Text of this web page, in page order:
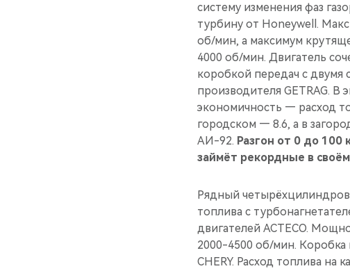
систему изменения фаз
турбину от Honeywell.
об/мин, а максимум
4000 об/мин. Двигатель
коробкой передач с двумя
производителя GETRAG. В
экономичность — расход
городском — 8.6, а в
АИ-92. Разгон от 0 до 100
займёт рекордные в
Рядный
топлива с
двигателей ACTECO.
2000-4500 об/мин.
CHERY. Расход топлива на